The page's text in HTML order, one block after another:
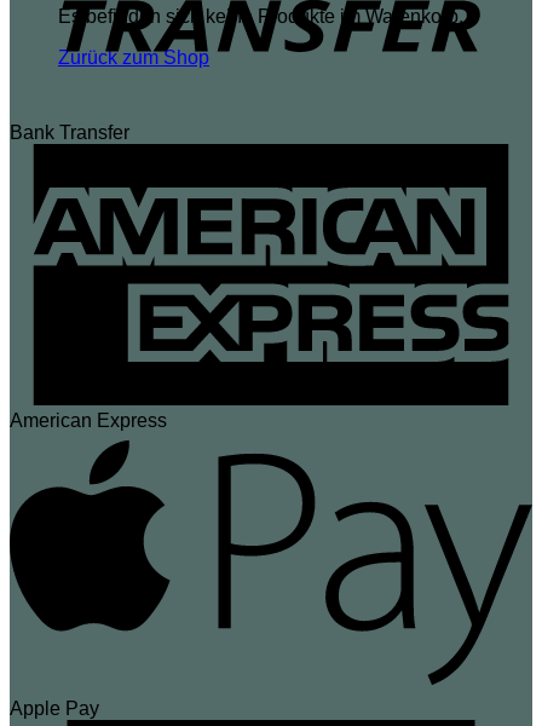
Es befinden sich keine Produkte im Warenkorb.
Zurück zum Shop
Bank Transfer
American Express
Apple Pay